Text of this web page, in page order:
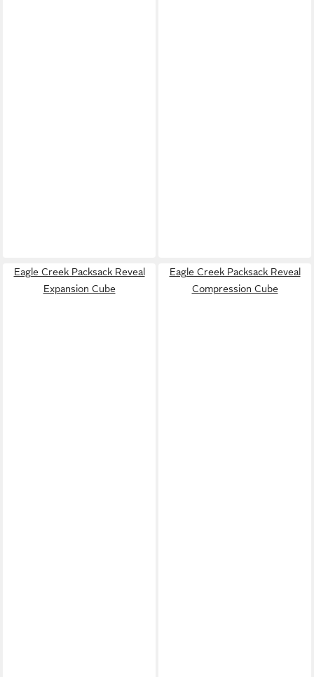
Eagle Creek Packsack Reveal
Expansion Cube
Eagle Creek Packsack Reveal
Compression Cube